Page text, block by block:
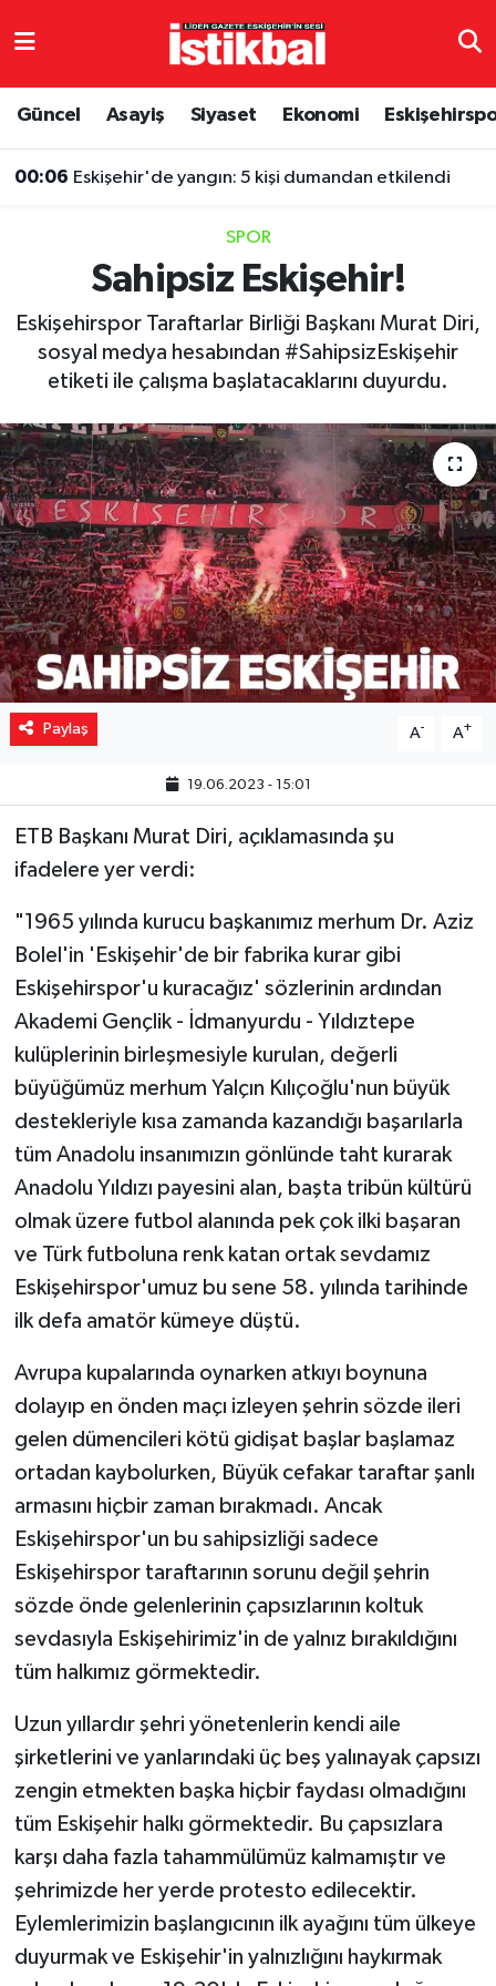
Güncel Asayiş Siyaset Ekonomi
00:06 Eskişehir'de yangın: 5 kişi dumandan etkilendi
SPOR
Sahipsiz Eskişehir!
Eskişehirspor Taraftarlar Birliği Başkanı Murat Diri,
sosyal medya hesabından #SahipsizEskişehir
etiketi ile çalışma başlatacaklarını duyurdu.
Paylaş A- A+
19.06.2023 - 15:01
ETB Başkanı Murat Diri, açıklamasında şu
ifadelere yer verdi:
"1965 yılında kurucu başkanımız merhum Dr. Aziz
Bolel'in 'Eskişehir'de bir fabrika kurar gibi
Eskişehirspor'u kuracağız' sözlerinin ardından
Akademi Gençlik - İdmanyurdu - Yıldıztepe
kulüplerinin birleşmesiyle kurulan, değerli
büyüğümüz merhum Yalçın Kılıçoğlu'nun büyük
destekleriyle kısa zamanda kazandığı başarılarla
tüm Anadolu insanımızın gönlünde taht kurarak
Anadolu Yıldızı payesini alan, başta tribün kültürü
olmak üzere futbol alanında pek çok ilki başaran
ve Türk futboluna renk katan ortak sevdamız
Eskişehirspor'umuz bu sene 58. yılında tarihinde
ilk defa amatör kümeye düştü.
Avrupa kupalarında oynarken atkıyı boynuna
dolayıp en önden maçı izleyen şehrin sözde ileri
gelen dümencileri kötü gidişat başlar başlamaz
ortadan kaybolurken, Büyük cefakar taraftar şanlı
armasını hiçbir zaman bırakmadı. Ancak
Eskişehirspor'un bu sahipsizliği sadece
Eskişehirspor taraftarının sorunu değil şehrin
sözde önde gelenlerinin çapsızlarının koltuk
sevdasıyla Eskişehirimiz'in de yalnız bırakıldığını
tüm halkımız görmektedir.
Uzun yıllardır şehri yönetenlerin kendi aile
şirketlerini ve yanlarındaki üç beş yalınayak çapsızı
zengin etmekten başka hiçbir faydası olmadığını
tüm Eskişehir halkı görmektedir. Bu çapsızlara
karşı daha fazla tahammülümüz kalmamıştır ve
şehrimizde her yerde protesto edilecektir.
Eylemlerimizin başlangıcının ilk ayağını tüm ülkeye
duyurmak ve Eskişehir'in yalnızlığını haykırmak
Eskişehirspor
Eğitim
Ekonomi
Sağlık
Yaşam
Resmi ilanlar
Eskişehir Nöbetçi Eczaneler
Tüm Manşetler
Son Dakika Haberleri
Haber Arşivi